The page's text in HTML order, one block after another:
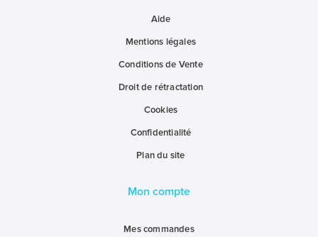
Aide
Mentions légales
Conditions de Vente
Droit de rétractation
Cookies
Confidentialité
Plan du site
Mon compte
Mes commandes